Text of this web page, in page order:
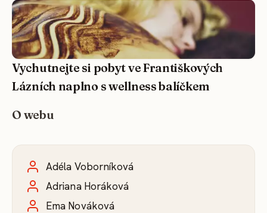
Vychutnejte si pobyt ve Františkových
Lázních naplno s wellness balíčkem
O webu
Adéla Voborníková
Adriana Horáková
Ema Nováková